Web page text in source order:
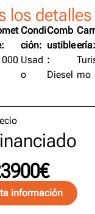
los detalles
Condi
ción:
Usad
o
Comb
ustible
:
Diesel
ería:
mo
información